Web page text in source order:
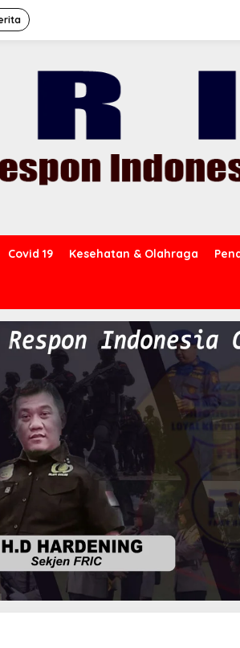
Covid 19 Kesehatan & Olahraga